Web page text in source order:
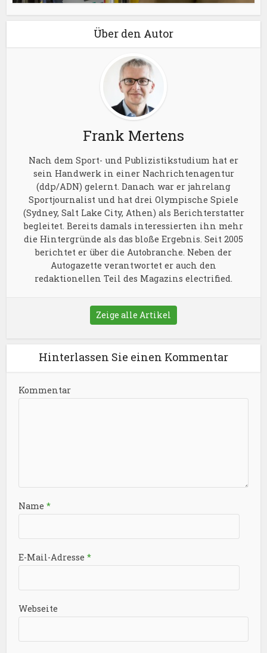
Über den Autor
Frank Mertens
Nach dem Sport- und Publizistikstudium hat er
sein Handwerk in einer Nachrichtenagentur
(ddp/ADN) gelernt. Danach war er jahrelang
Sportjournalist und hat drei Olympische Spiele
(Sydney, Salt Lake City, Athen) als Berichterstatter
begleitet. Bereits damals interessierten ihn mehr
die Hintergründe als das bloße Ergebnis. Seit 2005
berichtet er über die Autobranche. Neben der
Autogazette verantwortet er auch den
redaktionellen Teil des Magazins electrified.
Zeige alle Artikel
Hinterlassen Sie einen Kommentar
Kommentar
Name*
E-Mail-Adresse*
Webseite